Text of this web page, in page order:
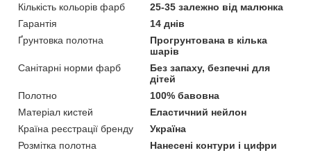
Кількість кольорів фарб
25-35 залежно від малюнка
Гарантія
14 днів
Ґрунтовка полотна
Прогрунтована в кілька
шарів
Санітарні норми фарб
Без запаху, безпечні для
дітей
Полотно
100% бавовна
Матеріал кистей
Еластичний нейлон
Країна реєстрації бренду
Україна
Розмітка полотна
Нанесені контури і цифри